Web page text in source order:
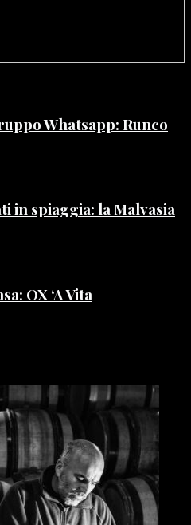
Whatsapp: Runco
in spiaggia: la Malvasia
OX ‘A Vita